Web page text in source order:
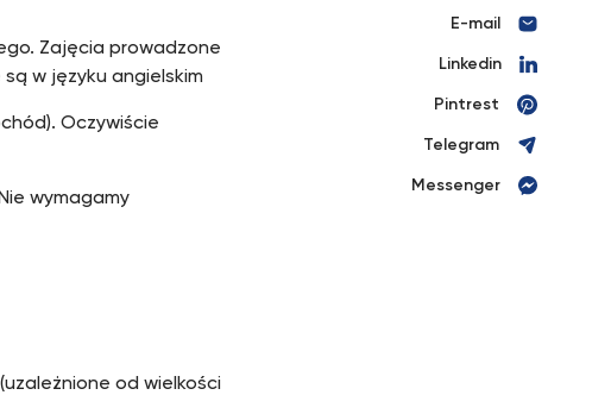
Zajęcia prowadzone
w języku angielskim
Oczywiście
wymagamy
od wielkości
E-mail
Linkedin
Pintrest
Telegram
Messenger